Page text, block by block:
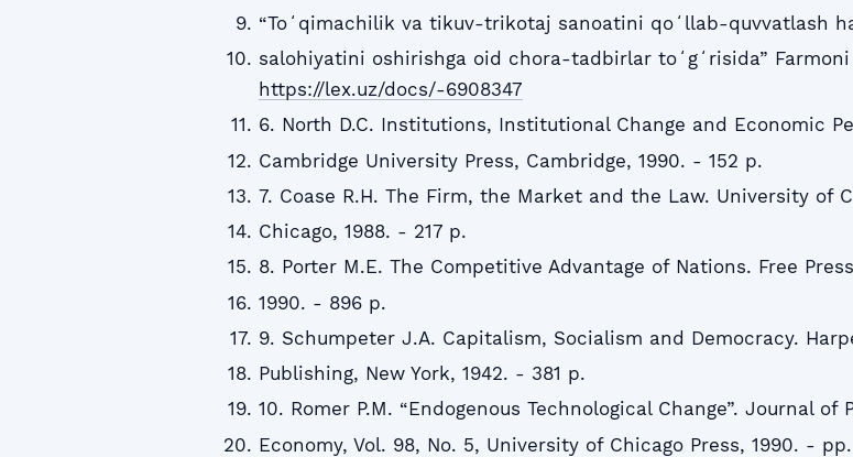
“Toʻqimachilik va tikuv-trikotaj sanoatini qoʻllab-quvvatlash
salohiyatini oshirishga oid chora-tadbirlar toʻgʻrisida” Farmoni
https://lex.uz/docs/-6908347
6. North D.C. Institutions, Institutional Change and Economic
Cambridge University Press, Cambridge, 1990. - 152 p.
7. Coase R.H. The Firm, the Market and the Law. University of
Chicago, 1988. - 217 p.
8. Porter M.E. The Competitive Advantage of Nations. Free
1990. - 896 p.
9. Schumpeter J.A. Capitalism, Socialism and Democracy.
Publishing, New York, 1942. - 381 p.
10. Romer P.M. “Endogenous Technological Change”. Journal of
Economy, Vol. 98, No. 5, University of Chicago Press, 1990. - pp.